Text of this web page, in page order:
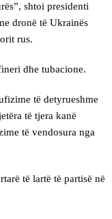
shtoi presidenti
dronë të Ukrainës
rus.
dhe tubacione.
të detyrueshme
të tjera kanë
të vendosura nga
të lartë të partisë në